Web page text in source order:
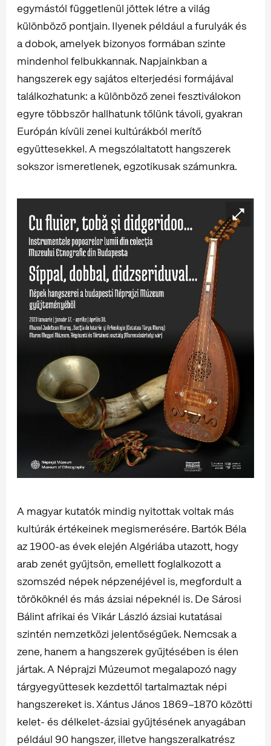
egymástól függetlenül jöttek létre a világ
különböző pontjain. Ilyenek például a furulyák és
a dobok, amelyek bizonyos formában szinte
mindenhol felbukkannak. Napjainkban a
hangszerek egy sajátos elterjedési formájával
találkozhatunk: a különböző zenei fesztiválokon
egyre többször hallhatunk tőlünk távoli, gyakran
Európán kívüli zenei kultúrákból merítő
együttesekkel. A megszólaltatott hangszerek
sokszor ismeretlenek, egzotikusak számunkra.
A magyar kutatók mindig nyitottak voltak más
kultúrák értékeinek megismerésére. Bartók Béla
az 1900-as évek elején Algériába utazott, hogy
arab zenét gyűjtsön, emellett foglalkozott a
szomszéd népek népzenéjével is, megfordult a
törököknél és más ázsiai népeknél is. De Sárosi
Bálint afrikai és Vikár László ázsiai kutatásai
szintén nemzetközi jelentőségűek. Nemcsak a
zene, hanem a hangszerek gyűjtésében is élen
jártak. A Néprajzi Múzeumot megalapozó nagy
tárgyegyüttesek kezdettől tartalmaztak népi
hangszereket is. Xántus János 1869–1870 közötti
kelet- és délkelet-ázsiai gyűjtésének anyagában
például 90 hangszer, illetve hangszeralkatrész